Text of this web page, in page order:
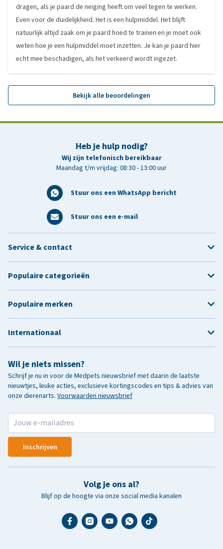
dragen, als je paard de neiging heeft om veel tegen te werken.
Even voor de duidelijkheid. Het is een hulpmiddel. Het blijft
natuurlijk altijd zaak om je paard hoed te trainen en je moet ook
weten hoe je een hulpmiddel moet inzetten. Je kan je paard hier
echt mee beschadigen, als het verkeerd wordt ingezet.
Bekijk alle beoordelingen
Heb je hulp nodig?
Wij zijn telefonisch bereikbaar
Maandag t/m vrijdag: 08:30 - 13:00 uur
Stuur ons een WhatsApp bericht
Stuur ons een e-mail
Wil je niets missen?
Schrijf je nu in voor de Medpets nieuwsbrief met daarin de laatste
nieuwtjes, leuke acties, exclusieve kortingscodes en tips & advies van
onze dierenarts. Voorwaarden nieuwsbrief
Inschrijven
Volg je ons al?
Blijf op de hoogte via onze social media kanalen
Service & contact
Populaire categorieën
Populaire merken
Internationaal